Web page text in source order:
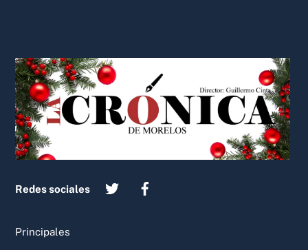
To
Top
Redes sociales
Principales